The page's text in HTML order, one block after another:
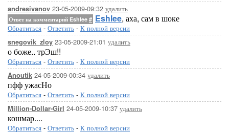
andresivanov 23-05-2009-09:32 удалить
Ответ на комментарий Eshlee # Eshlee, аха, сам в шоке
Обратиться - Ответить - К полной версии
snegovik_zloy 23-05-2009-21:01 удалить
о боже.. трЭш!!
Обратиться - Ответить - К полной версии
Anoutik 24-05-2009-00:34 удалить
пфф ужасНо
Обратиться - Ответить - К полной версии
Million-Dollar-Girl 24-05-2009-10:37 удалить
кошмар....
Обратиться - Ответить - К полной версии